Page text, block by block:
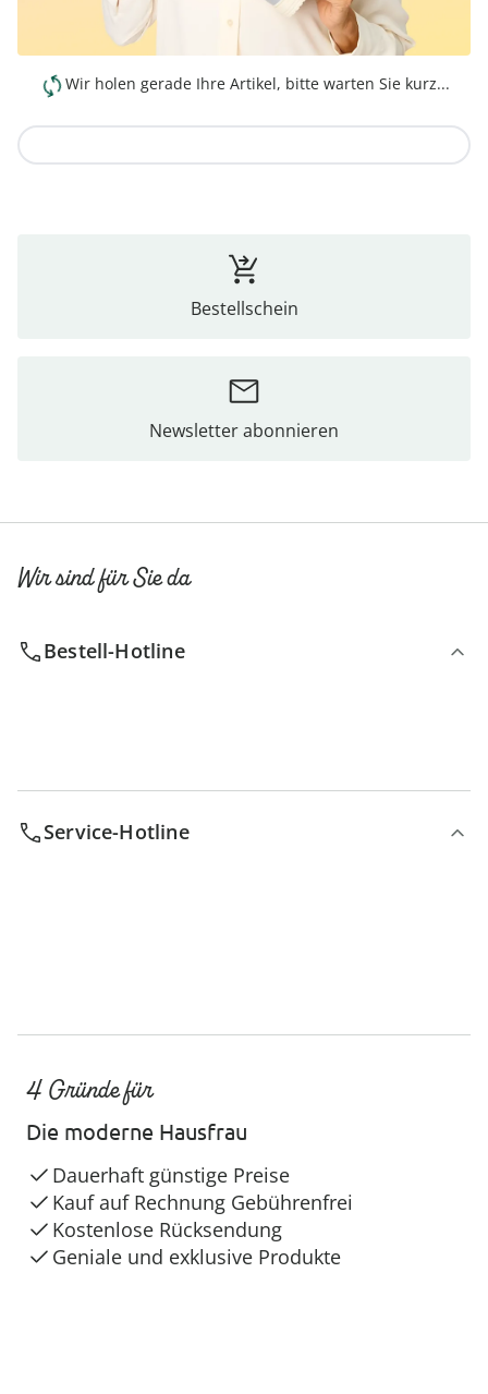
Wir holen gerade Ihre Artikel, bitte warten Sie kurz...
Bestellschein
Newsletter abonnieren
Wir sind für Sie da
Bestell-Hotline
Service-Hotline
4 Gründe für
Die moderne Hausfrau
Dauerhaft günstige Preise
Kauf auf Rechnung Gebührenfrei
Kostenlose Rücksendung
Geniale und exklusive Produkte